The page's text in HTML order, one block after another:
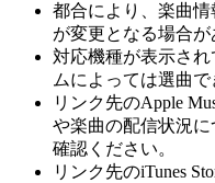
都合により、楽曲
が変更となる場合が
対応機種が表示さ
ムによっては選曲で
リンク先のApple
や楽曲の配信状況
確認ください。
リンク先のiTunes